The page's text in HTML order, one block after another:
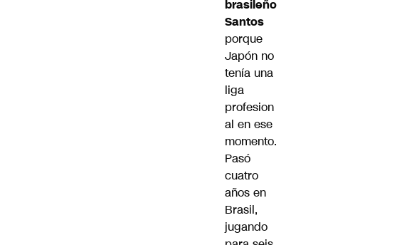
brasileño
Santos
porque
Japón no
tenía una
liga
profesion
al en ese
momento.
Pasó
cuatro
años en
Brasil,
jugando